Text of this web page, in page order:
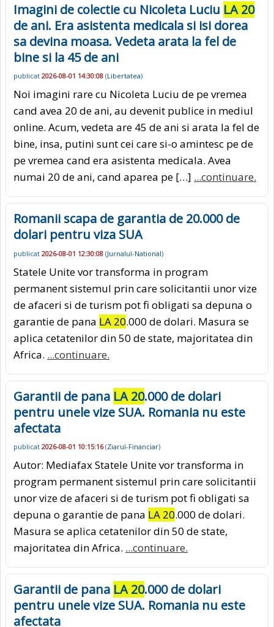
Imagini de colectie cu Nicoleta Luciu LA 20
de ani. Era asistenta medicala si isi dorea
sa devina moasa. Vedeta arata la fel de
bine si la 45 de ani
publicat 2026-08-01 14:30:08 (Libertatea)
Noi imagini rare cu Nicoleta Luciu de pe vremea
cand avea 20 de ani, au devenit publice in mediul
online. Acum, vedeta are 45 de ani si arata la fel de
bine, insa, putini sunt cei care si-o amintesc pe de
pe vremea cand era asistenta medicala. Avea
numai 20 de ani, cand aparea pe […] ...continuare.
Romanii scapa de garantia de 20.000 de
dolari pentru viza SUA
publicat 2026-08-01 12:30:08 (Jurnalul-National)
Statele Unite vor transforma in program
permanent sistemul prin care solicitantii unor vize
de afaceri si de turism pot fi obligati sa depuna o
garantie de pana LA 20.000 de dolari. Masura se
aplica cetatenilor din 50 de state, majoritatea din
Africa. ...continuare.
Garantii de pana LA 20.000 de dolari
pentru unele vize SUA. Romania nu este
afectata
publicat 2026-08-01 10:15:16(Ziarul-Financiar)
Autor: Mediafax Statele Unite vor transforma in
program permanent sistemul prin care solicitantii
unor vize de afaceri si de turism pot fi obligati sa
depuna o garantie de pana LA 20.000 de dolari.
Masura se aplica cetatenilor din 50 de state,
majoritatea din Africa. ...continuare.
Garantii de pana LA 20.000 de dolari
pentru unele vize SUA. Romania nu este
afectata